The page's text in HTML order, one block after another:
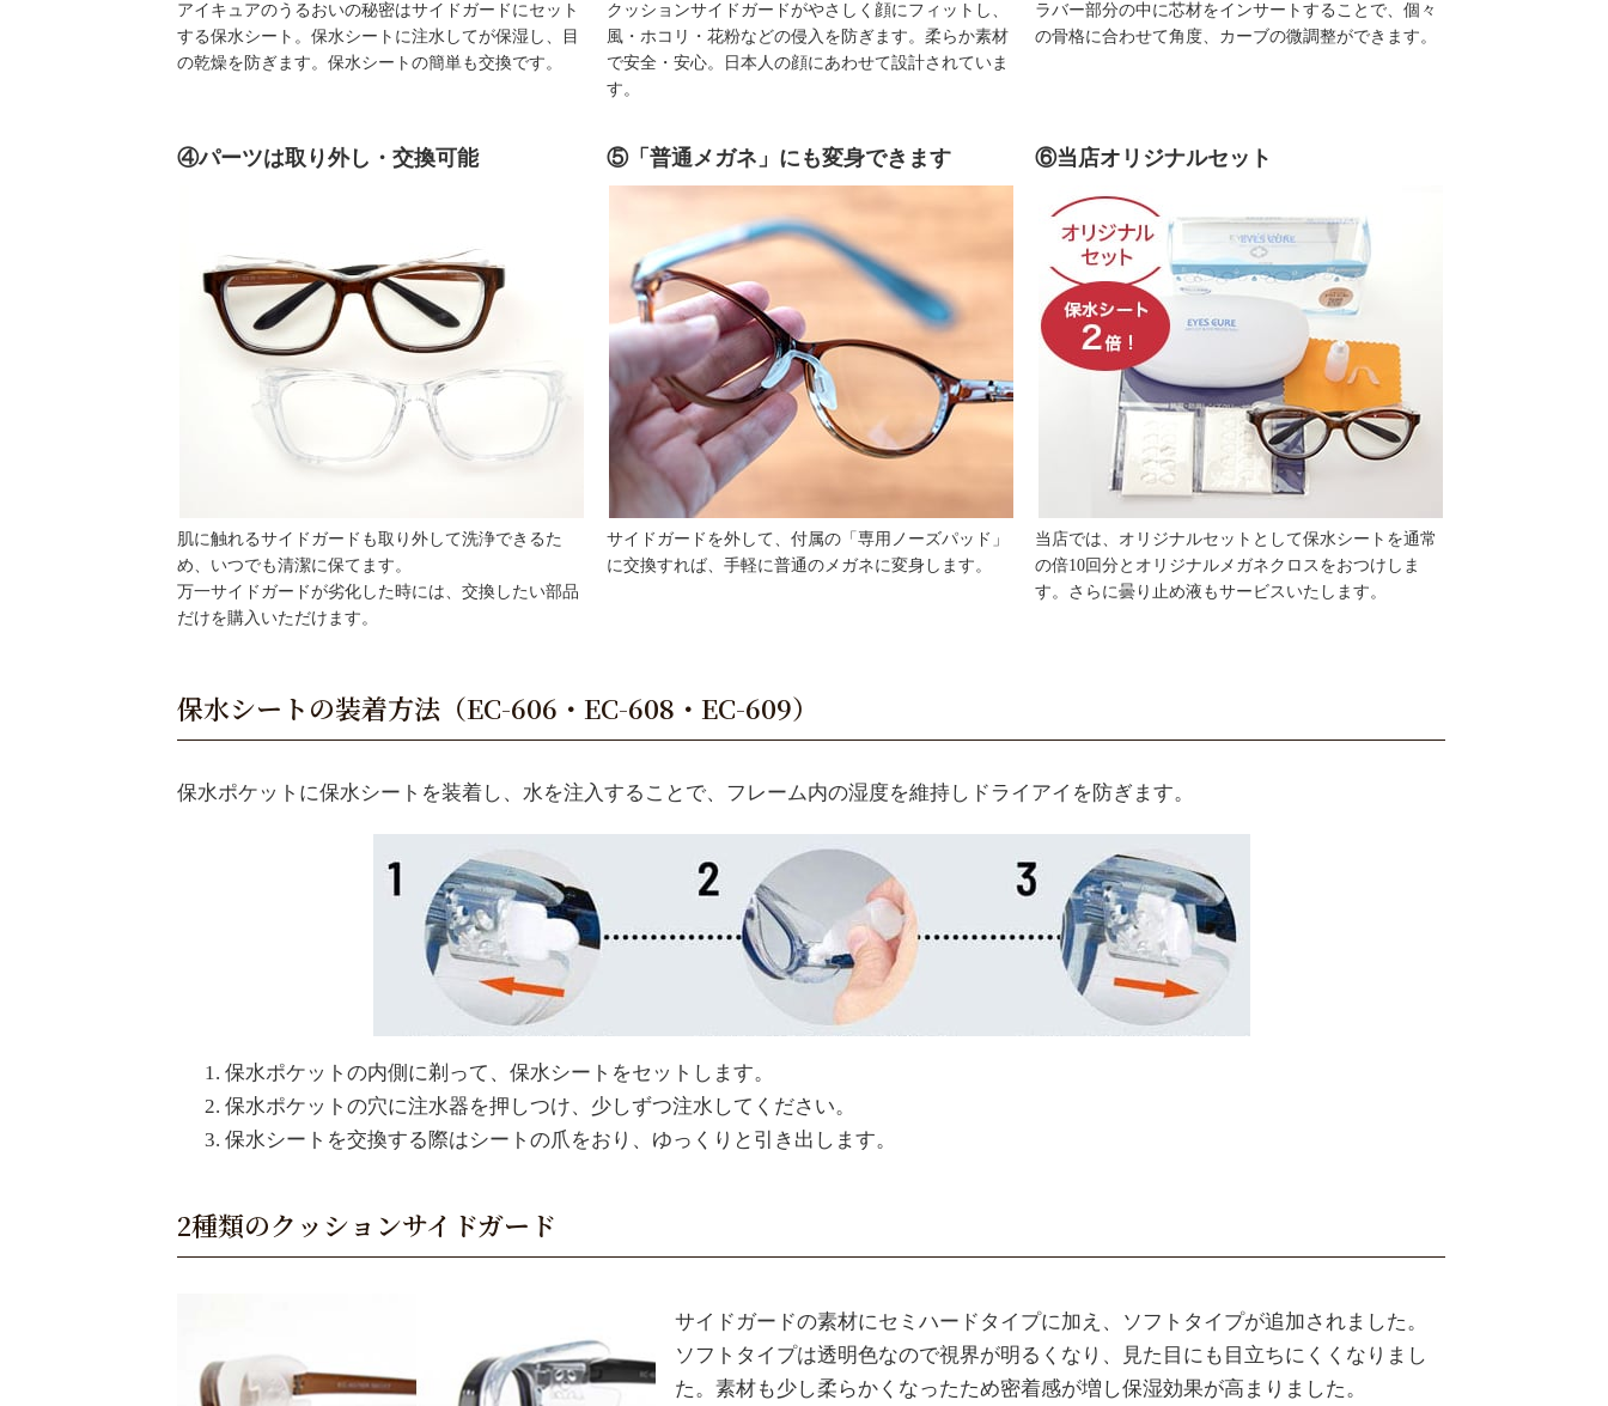
アイキュアのうるおいの秘密はサイドガードにセット
する保水シート。保水シートに注水してが保湿し、目
の乾燥を防ぎます。保水シートの簡単も交換です。
クッションサイドガードがやさしく顔にフィットし、
風・ホコリ・花粉などの侵入を防ぎます。柔らか素材
で安全・安心。日本人の顔にあわせて設計されていま
す。
ラバー部分の中に芯材をインサートすることで、個々
の骨格に合わせて角度、カーブの微調整ができます。
④パーツは取り外し・交換可能
肌に触れるサイドガードも取り外して洗浄できるた
め、いつでも清潔に保てます。
万一サイドガードが劣化した時には、交換したい部品
だけを購入いただけます。
⑤「普通メガネ」にも変身できます
サイドガードを外して、付属の「専用ノーズパッド」
に交換すれば、手軽に普通のメガネに変身します。
⑥当店オリジナルセット
当店では、オリジナルセットとして保水シートを通常
の倍10回分とオリジナルメガネクロスをおつけしま
す。さらに曇り止め液もサービスいたします。
保水シートの装着方法（EC-606・EC-608・EC-609）
保水ポケットに保水シートを装着し、水を注入することで、フレーム内の湿度を維持しドライアイを防ぎます。
保水ポケットの内側に剃って、保水シートをセットします。
保水ポケットの穴に注水器を押しつけ、少しずつ注水してください。
保水シートを交換する際はシートの爪をおり、ゆっくりと引き出します。
2種類のクッションサイドガード
サイドガードの素材にセミハードタイプに加え、ソフトタイプが追加されました。
ソフトタイプは透明色なので視界が明るくなり、見た目にも目立ちにくくなりまし
た。素材も少し柔らかくなったため密着感が増し保湿効果が高まりました。